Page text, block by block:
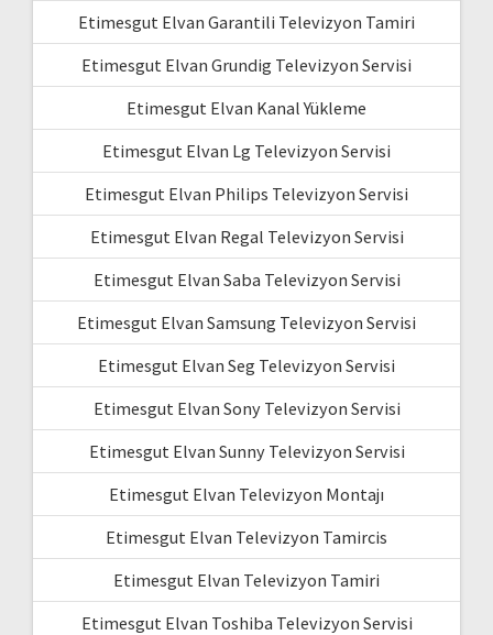
Etimesgut Elvan Garantili Televizyon Tamiri
Etimesgut Elvan Grundig Televizyon Servisi
Etimesgut Elvan Kanal Yükleme
Etimesgut Elvan Lg Televizyon Servisi
Etimesgut Elvan Philips Televizyon Servisi
Etimesgut Elvan Regal Televizyon Servisi
Etimesgut Elvan Saba Televizyon Servisi
Etimesgut Elvan Samsung Televizyon Servisi
Etimesgut Elvan Seg Televizyon Servisi
Etimesgut Elvan Sony Televizyon Servisi
Etimesgut Elvan Sunny Televizyon Servisi
Etimesgut Elvan Televizyon Montajı
Etimesgut Elvan Televizyon Tamircis
Etimesgut Elvan Televizyon Tamiri
Etimesgut Elvan Toshiba Televizyon Servisi